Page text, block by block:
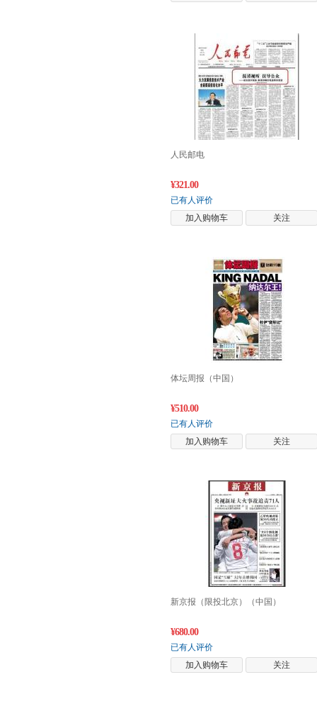
人民邮电
¥321.00
已有人评价
加入购物车
关注
体坛周报（中国）
¥510.00
已有人评价
加入购物车
关注
新京报（限投北京）（中国）
¥680.00
已有人评价
加入购物车
关注